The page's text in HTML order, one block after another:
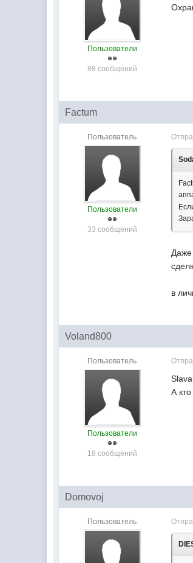
Пользователи
88 сообщений
Factum
Пользователь
Пользователи
33 сообщений
Даже
в
Voland800
Пользователь
Пользователи
18 сообщений
А
Domovoj
Пользователь